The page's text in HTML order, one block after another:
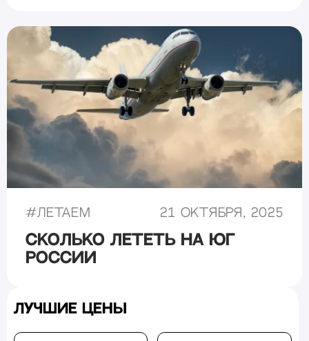
#Летаем 21 октября, 2025
Сколько лететь на юг
России
Лучшие цены